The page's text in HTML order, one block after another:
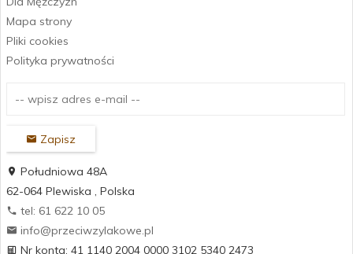
Mapa strony
Pliki cookies
Polityka prywatności
Zapisz
Południowa 48A
62-064 Plewiska
Polska
tel: 61 622 10 05
Nr konta: 41 1140 2004 0000 3102 5340 2473
info@przeciwzylakowe.pl